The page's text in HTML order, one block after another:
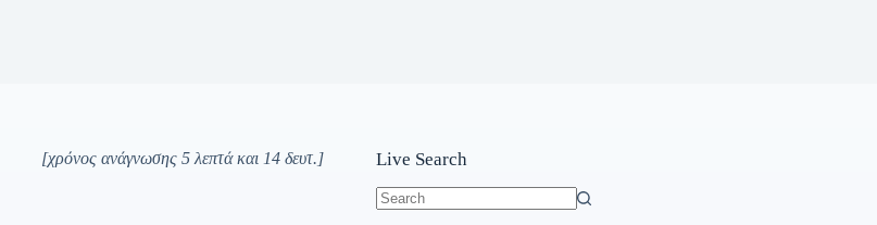
[χρόνος ανάγνωσης 5 λεπτά και 14 δευτ.] Live Search